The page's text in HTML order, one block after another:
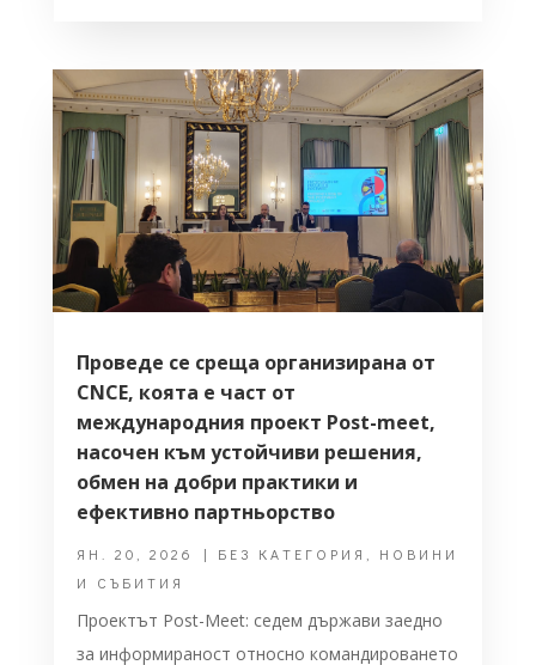
Проведе се среща организирана от
CNCE, коята е част от
международния проект Post-meet,
насочен към устойчиви решения,
обмен на добри практики и
ефективно партньорство
ЯН. 20, 2026 | БЕЗ КАТЕГОРИЯ
НОВИНИ
И СЪБИТИЯ
Проектът Post-Meet: седем държави заедно
за информираност относно командироването